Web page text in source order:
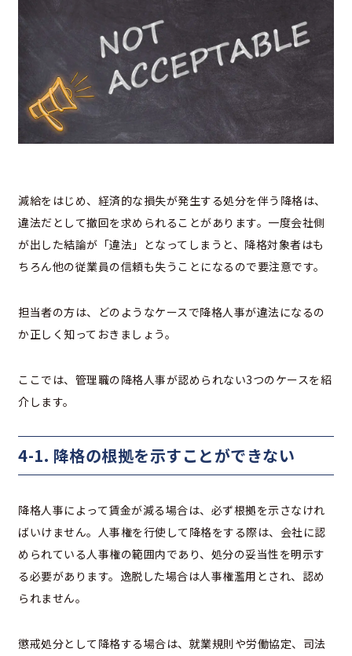
減給をはじめ、経済的な損失が発生する処分を伴う降格は、
違法だとして撤回を求められることがあります。一度会社側
が出した結論が「違法」となってしまうと、降格対象者はも
ちろん他の従業員の信頼も失うことになるので要注意です。
担当者の方は、どのようなケースで降格人事が違法になるの
か正しく知っておきましょう。
ここでは、管理職の降格人事が認められない3つのケースを紹
介します。
4-1. 降格の根拠を示すことができない
降格人事によって賃金が減る場合は、必ず根拠を示さなけれ
ばいけません。人事権を行使して降格をする際は、会社に認
められている人事権の範囲内であり、処分の妥当性を明示す
る必要があります。逸脱した場合は人事権濫用とされ、認め
られません。
懲戒処分として降格する場合は、就業規則や労働協定、司法